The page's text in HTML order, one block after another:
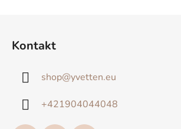
Kontakt
shop@yvetten.eu
+421904044048